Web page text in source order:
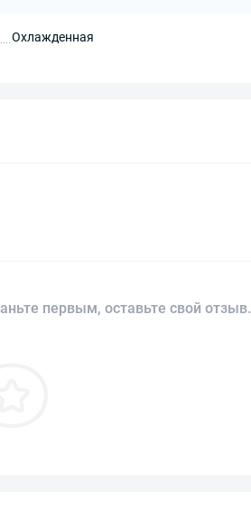
Охлажденная
первым, оставьте свой отзыв.